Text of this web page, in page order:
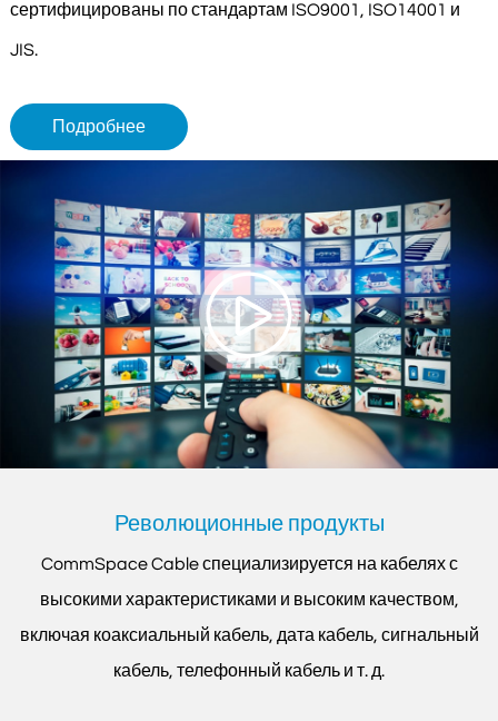
сертифицированы по стандартам ISO9001, ISO14001 и
JIS.
Подробнее
Революционные продукты
CommSpace Cable специализируется на кабелях с
высокими характеристиками и высоким качеством,
включая коаксиальный кабель, дата кабель, сигнальный
кабель, телефонный кабель и т. д.